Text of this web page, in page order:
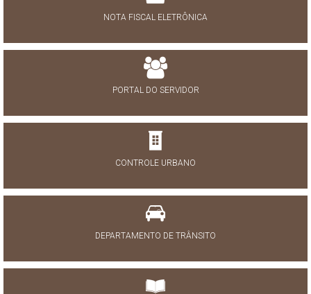
NOTA FISCAL ELETRÔNICA
PORTAL DO SERVIDOR
CONTROLE URBANO
DEPARTAMENTO DE TRÂNSITO